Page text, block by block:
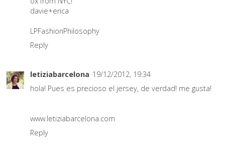
davie+erica
LPFashionPhilosophy
Reply
letiziabarcelona 19/12/2012, 19:34
hola! Pues es precioso el jersey, de verdad! me gusta!
www.letiziabarcelona.com
Reply